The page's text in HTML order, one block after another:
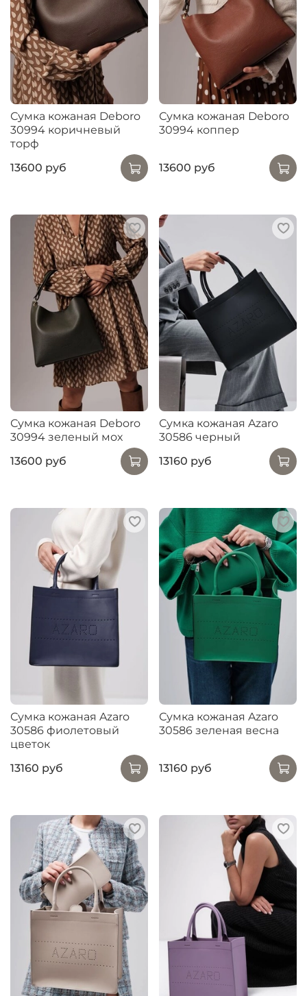
Сумка кожаная Deboro
30994 коричневый
торф
13600 руб
Сумка кожаная Deboro
30994 коппер
13600 руб
Сумка кожаная Deboro
30994 зеленый мох
13600 руб
Сумка кожаная Azaro
30586 черный
13160 руб
Сумка кожаная Azaro
30586 фиолетовый
цветок
13160 руб
Сумка кожаная Azaro
30586 зеленая весна
13160 руб